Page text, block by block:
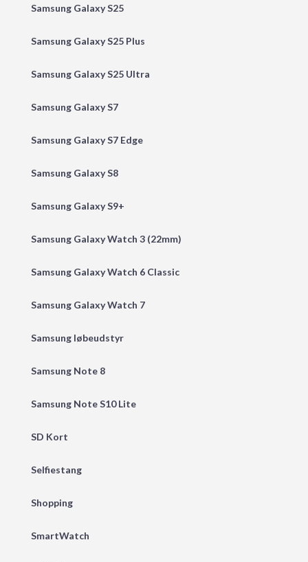
Samsung Galaxy S25
Samsung Galaxy S25 Plus
Samsung Galaxy S25 Ultra
Samsung Galaxy S7
Samsung Galaxy S7 Edge
Samsung Galaxy S8
Samsung Galaxy S9+
Samsung Galaxy Watch 3 (22mm)
Samsung Galaxy Watch 6 Classic
Samsung Galaxy Watch 7
Samsung løbeudstyr
Samsung Note 8
Samsung Note S10 Lite
SD Kort
Selfiestang
Shopping
SmartWatch